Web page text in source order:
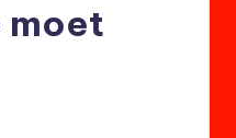
moet